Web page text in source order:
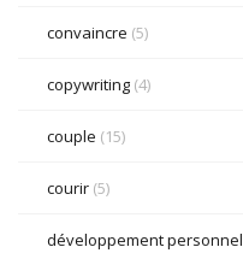
convaincre (5)
copywriting(4)
couple (15)
courir(5)
développement personnel